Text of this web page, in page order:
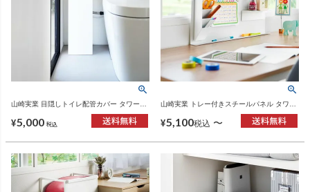
山崎実業 目隠しトイレ配管カバー タワー
¥5,000 税込
山崎実業 トレー付きスチールパネル タワー
¥5,100税込 〜